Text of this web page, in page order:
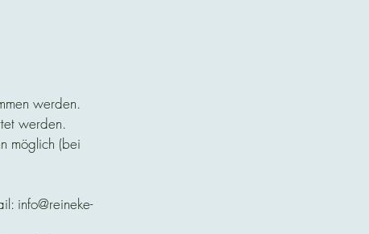
werden.
werden.
möglich (bei
info@reineke-